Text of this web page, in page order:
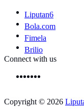
Liputan6
Bola.com
Fimela
Brilio
Connect with us
Copyright © 2026